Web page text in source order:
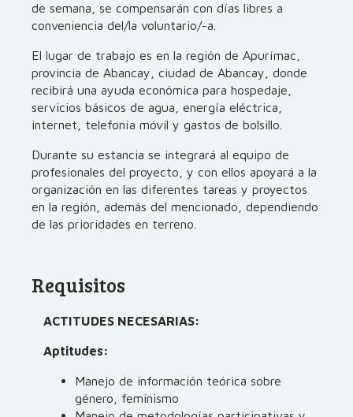
de semana, se compensarán con días libres a
conveniencia del/la voluntario/-a.
El lugar de trabajo es en la región de Apurímac,
provincia de Abancay, ciudad de Abancay, donde
recibirá una ayuda económica para hospedaje,
servicios básicos de agua, energía eléctrica,
internet, telefonía móvil y gastos de bolsillo.
Durante su estancia se integrará al equipo de
profesionales del proyecto, y con ellos apoyará a la
organización en las diferentes tareas y proyectos
en la región, además del mencionado, dependiendo
de las prioridades en terreno.
Requisitos
ACTITUDES NECESARIAS:
Aptitudes:
Manejo de información teórica sobre
género, feminismo